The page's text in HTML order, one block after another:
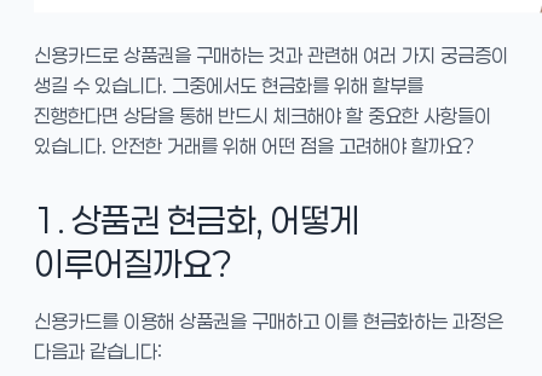
신용카드로 상품권을 구매하는 것과 관련해 여러 가지 궁금증이
생길 수 있습니다. 그중에서도 현금화를 위해 할부를
진행한다면 상담을 통해 반드시 체크해야 할 중요한 사항들이
있습니다. 안전한 거래를 위해 어떤 점을 고려해야 할까요?
1. 상품권 현금화, 어떻게
이루어질까요?
신용카드를 이용해 상품권을 구매하고 이를 현금화하는 과정은
다음과 같습니다: